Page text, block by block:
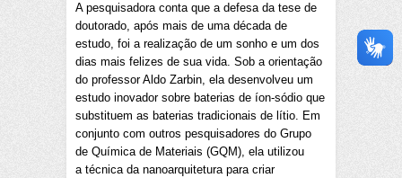
A pesquisadora conta que a defesa da tese de
doutorado, após mais de uma década de
estudo, foi a realização de um sonho e um dos
dias mais felizes de sua vida. Sob a orientação
do professor Aldo Zarbin, ela desenvolveu um
estudo inovador sobre baterias de íon-sódio que
substituem as baterias tradicionais de lítio. Em
conjunto com outros pesquisadores do Grupo
de Química de Materiais (GQM), ela utilizou
a técnica da nanoarquitetura para criar